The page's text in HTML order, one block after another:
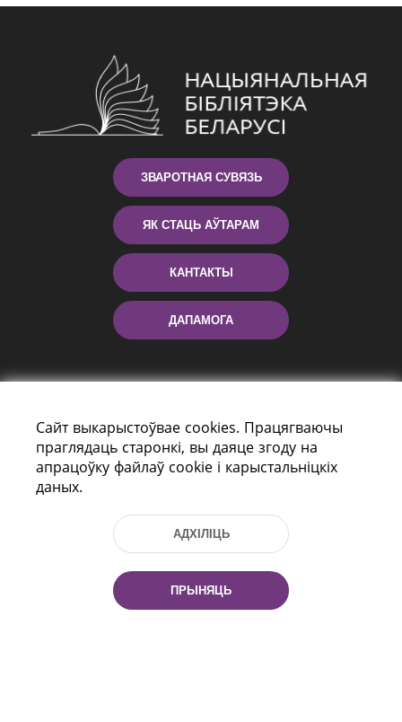
ЗВАРОТНАЯ СУВЯЗЬ
ЯК СТАЦЬ АЎТАРАМ
КАНТАКТЫ
ДАПАМОГА
праспект Незалежнасці 116
г. Мiнск, Рэспубліка Беларусь, 220114
Тэл.: (+375 17) 368 37 37, Факс: (+375 17)
Эл. пошта: inbox@nlb.by
Сайт выкарыстоўвае cookies. Працягваючы
праглядаць старонкі, вы даяце згоду на
апрацоўку файлаў cookie і карыстальніцкіх
даных.
АДХІЛІЦЬ
ПРЫНЯЦЬ